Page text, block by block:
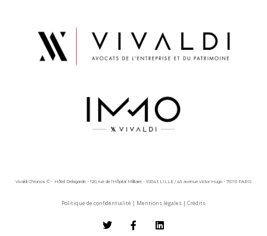
Vivaldi Chronos © - Hôtel Delagarde - 120, rue de l'Hôpital Militaire - 59043 LILLE / 45 avenue Victor Hugo - 75116 PARIS
Politique de confidentialité | Mentions légales | Crédits